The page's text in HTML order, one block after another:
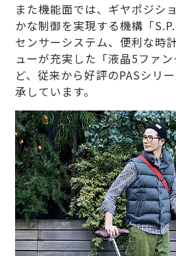
また機能面では、ギヤポジシ
かな制御を実現する機構「
センサーシステム、便利な時
ューが充実した「液晶5ファ
ど、従来から好評のPASシリ
承しています。